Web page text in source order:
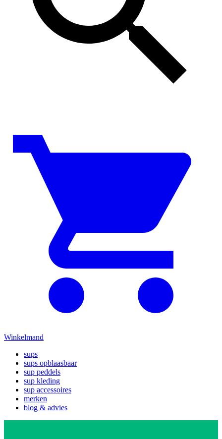
Winkelmand
sups
sups opblaasbaar
sup peddels
sup kleding
sup accessoires
merken
blog & advies